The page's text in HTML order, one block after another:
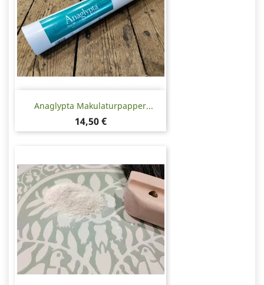
Anaglypta Makulaturpapper...
Pris
14,50 €